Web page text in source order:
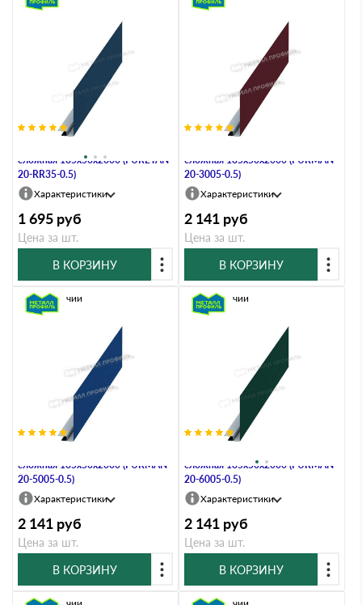
сложная 185х50х2000 (PURETAN-
20-RR35-0.5)
Характеристики
1 695 руб
Цена за шт.
В КОРЗИНУ
сложная 185х50х2000 (PURMAN-
20-3005-0.5)
Характеристики
2 141 руб
Цена за шт.
В КОРЗИНУ
сложная 185х50х2000 (PURMAN-
20-5005-0.5)
В наличии
Характеристики
2 141 руб
Цена за шт.
В КОРЗИНУ
сложная 185х50х2000 (PURMAN-
20-6005-0.5)
В наличии
Характеристики
2 141 руб
Цена за шт.
В КОРЗИНУ